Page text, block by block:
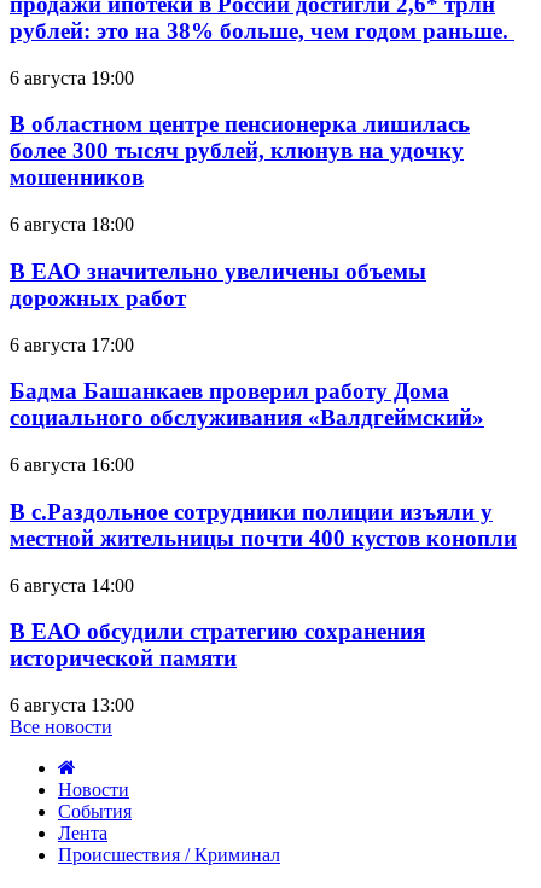
рублей: это на 38% больше, чем годом раньше.
6 августа 19:00
В областном центре пенсионерка лишилась
более 300 тысяч рублей, клюнув на удочку
мошенников
6 августа 18:00
В ЕАО значительно увеличены объемы
дорожных работ
6 августа 17:00
Бадма Башанкаев проверил работу Дома
социального обслуживания «Валдгеймский»
6 августа 16:00
В с.Раздольное сотрудники полиции изъяли у
местной жительницы почти 400 кустов конопли
6 августа 14:00
В ЕАО обсудили стратегию сохранения
исторической памяти
6 августа 13:00
Все новости
Новости
События
Лента
Происшествия / Криминал